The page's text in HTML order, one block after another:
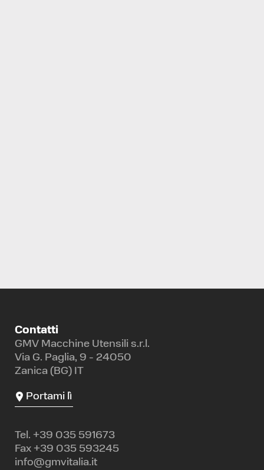
Contatti
GMV Macchine Utensili s.r.l.
Via G. Paglia, 9 - 24050
Zanica (BG) IT
Portami lì
Tel. +39 035 591673
Fax +39 035 593245
info@gmvitalia.it